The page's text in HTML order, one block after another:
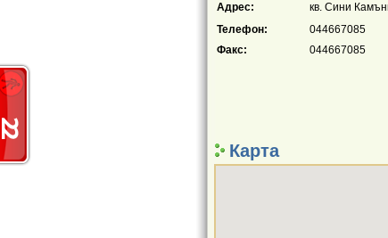
Адрес:
кв. Сини
Телефон:
044667085
Факс:
044667085
Карта